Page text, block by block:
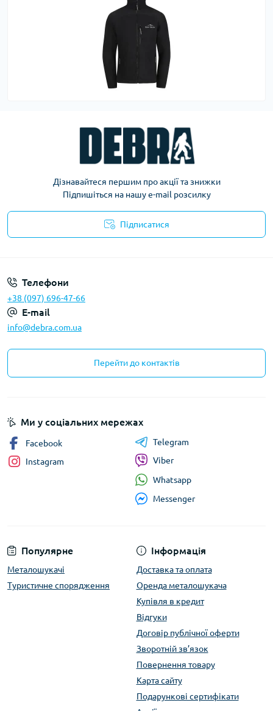
Дізнавайтеся першим про акції та знижки
Підпишіться на нашу e-mail розсилку
Підписатися
Телефони
+38 (097) 696-47-66
E-mail
info@debra.com.ua
Перейти до контактів
Популярне
Металошукачі
Туристичне спорядження
Інформація
Доставка та оплата
Оренда металошукача
Купівля в кредит
Відгуки
Договір публічної оферти
Зворотній зв’язок
Повернення товару
Карта сайту
Подарункові сертифікати
Ми у соціальних мережах
Facebook
Instagram
Telegram
Viber
Whatsapp
Messenger